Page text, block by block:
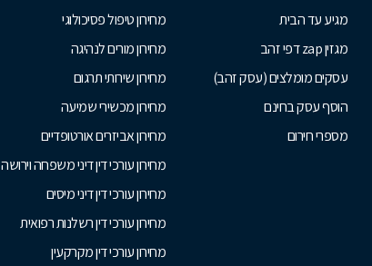
מגיע עד הבית
מגזין zap דפי זהב
עסקים מומלצים (עסק זהב)
הוסף עסק בחינם
מספרי חירום
מחירון טיפול פסיכולוגי
מחירון מורים לנהיגה
מחירון שירותי תרגום
מחירון מכשירי שמיעה
מחירון אביזרים אורטופדיים
מחירון עורכי דין דיני משפחה וירושה
מחירון עורכי דין דיני מיסים
מחירון עורכי דין רשלנות רפואית
מחירון עורכי דין מקרקעין